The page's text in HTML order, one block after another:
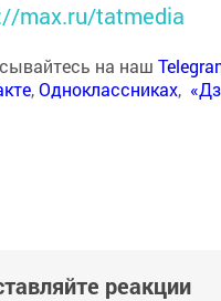
max.ru/tatmedia
на наш
,Одноклассниках,
реакции